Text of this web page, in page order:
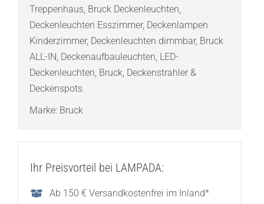
Treppenhaus, Bruck Deckenleuchten,
Deckenleuchten Esszimmer, Deckenlampen
Kinderzimmer, Deckenleuchten dimmbar, Bruck
ALL-IN, Deckenaufbauleuchten, LED-
Deckenleuchten, Bruck, Deckenstrahler &
Deckenspots
Marke: Bruck
Ihr Preisvorteil bei LAMPADA:
Ab 150 € Versandkostenfrei im Inland*